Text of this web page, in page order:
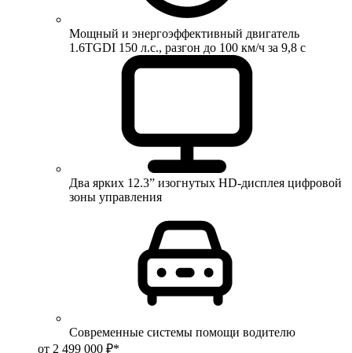
Мощный и энергоэффективный двигатель
1.6TGDI 150 л.с., разгон до 100 км/ч за 9,8 с
Два ярких 12.3” изогнутых HD-дисплея цифровой
зоны управления
Современные системы помощи водителю
от 2 499 000 ₽*